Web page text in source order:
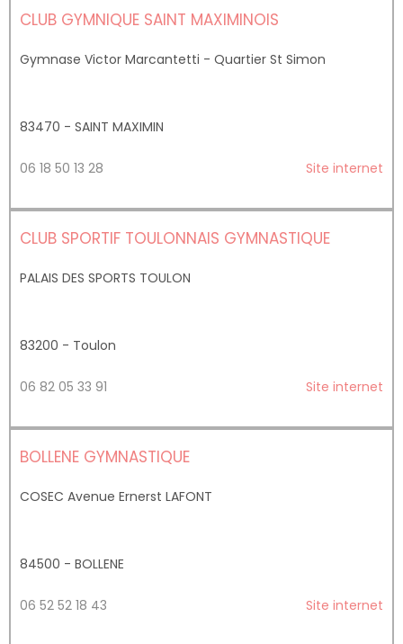
CLUB GYMNIQUE SAINT MAXIMINOIS
Gymnase Victor Marcantetti - Quartier St Simon
83470 - SAINT MAXIMIN
Site internet
06 18 50 13 28
CLUB SPORTIF TOULONNAIS GYMNASTIQUE
PALAIS DES SPORTS TOULON
83200 - Toulon
Site internet
06 82 05 33 91
BOLLENE GYMNASTIQUE
COSEC Avenue Ernerst LAFONT
84500 - BOLLENE
Site internet
06 52 52 18 43